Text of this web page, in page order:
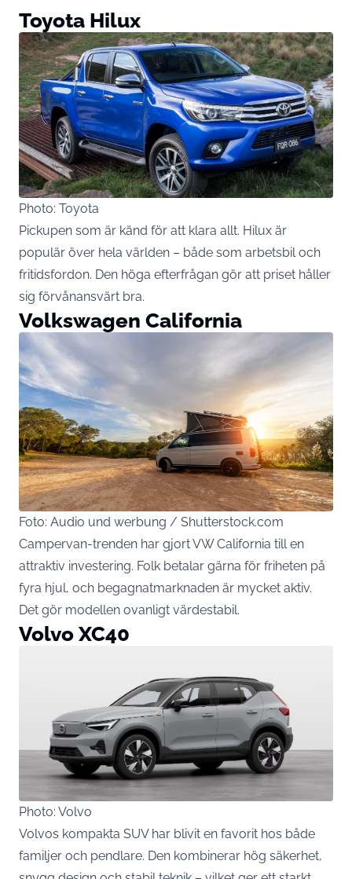
Toyota Hilux
Photo: Toyota
Pickupen som är känd för att klara allt. Hilux är
populär över hela världen – både som arbetsbil och
fritidsfordon. Den höga efterfrågan gör att priset håller
sig förvånansvärt bra.
Volkswagen California
Foto: Audio und werbung / Shutterstock.com
Campervan-trenden har gjort VW California till en
attraktiv investering. Folk betalar gärna för friheten på
fyra hjul, och begagnatmarknaden är mycket aktiv.
Det gör modellen ovanligt värdestabil.
Volvo XC40
Photo: Volvo
Volvos kompakta SUV har blivit en favorit hos både
familjer och pendlare. Den kombinerar hög säkerhet,